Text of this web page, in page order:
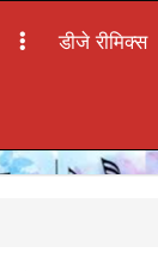
डीजे रीमिक्स